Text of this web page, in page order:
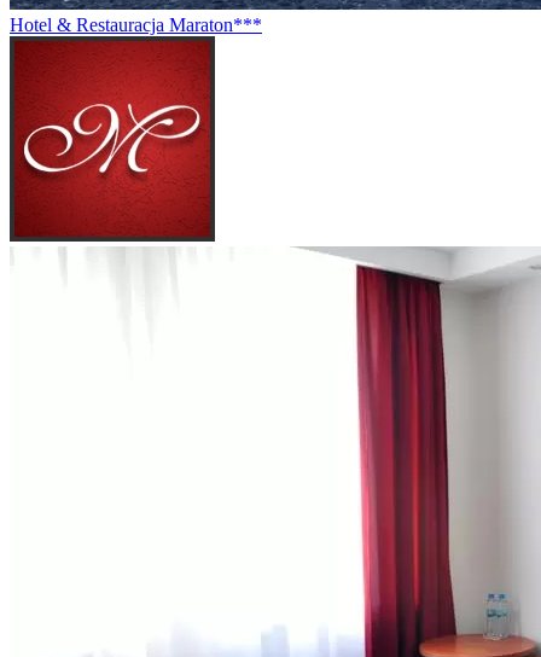
Hotel & Restauracja Maraton***